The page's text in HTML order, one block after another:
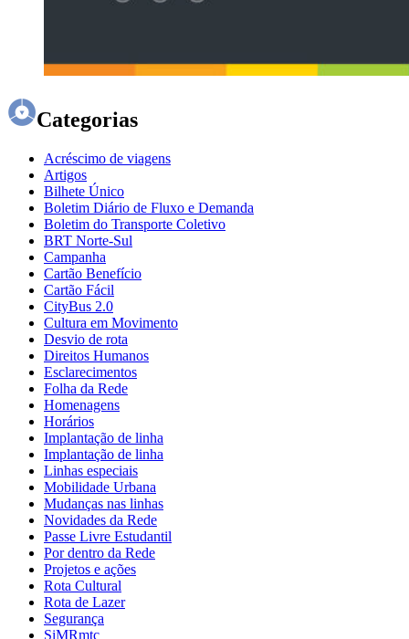
Categorias
Acréscimo de viagens
Artigos
Bilhete Único
Boletim Diário de Fluxo e Demanda
Boletim do Transporte Coletivo
BRT Norte-Sul
Campanha
Cartão Benefício
Cartão Fácil
CityBus 2.0
Cultura em Movimento
Desvio de rota
Direitos Humanos
Esclarecimentos
Folha da Rede
Homenagens
Horários
Implantação de linha
Implantação de linha
Linhas especiais
Mobilidade Urbana
Mudanças nas linhas
Novidades da Rede
Passe Livre Estudantil
Por dentro da Rede
Projetos e ações
Rota Cultural
Rota de Lazer
Segurança
SiMRmtc